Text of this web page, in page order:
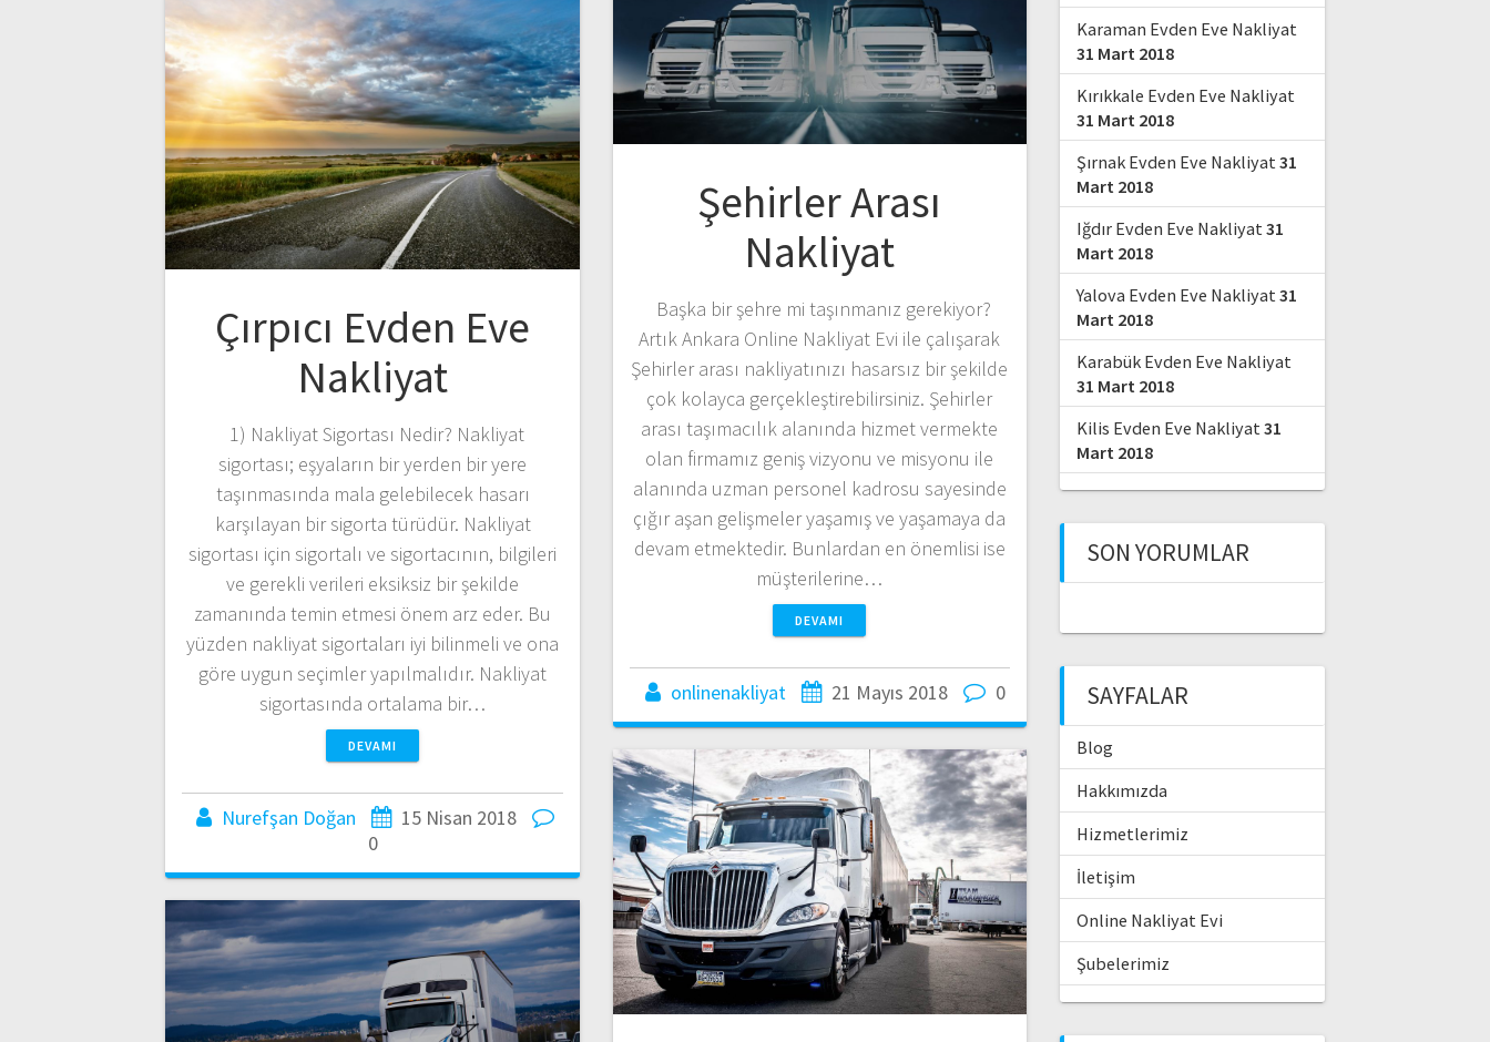
Şehirler Arası
Nakliyat
Başka bir şehre mi taşınmanız gerekiyor?
Artık Ankara Online Nakliyat Evi ile çalışarak
Şehirler arası nakliyatınızı hasarsız bir şekilde
çok kolayca gerçekleştirebilirsiniz. Şehirler
arası taşımacılık alanında hizmet vermekte
olan firmamız geniş vizyonu ve misyonu ile
alanında uzman personel kadrosu sayesinde
çığır aşan gelişmeler yaşamış ve yaşamaya da
devam etmektedir. Bunlardan en önemlisi ise
müşterilerine…
DEVAMI
onlinenakliyat 21 Mayıs 2018 0
Çırpıcı Evden Eve
Nakliyat
1) Nakliyat Sigortası Nedir? Nakliyat
sigortası; eşyaların bir yerden bir yere
taşınmasında mala gelebilecek hasarı
karşılayan bir sigorta türüdür. Nakliyat
sigortası için sigortalı ve sigortacının, bilgileri
ve gerekli verileri eksiksiz bir şekilde
zamanında temin etmesi önem arz eder. Bu
yüzden nakliyat sigortaları iyi bilinmeli ve ona
göre uygun seçimler yapılmalıdır. Nakliyat
sigortasında ortalama bir…
DEVAMI
Nurefşan Doğan
15 Nisan 2018
0
Karaman Evden Eve Nakliyat
31 Mart 2018
Kırıkkale Evden Eve Nakliyat
31 Mart 2018
Şırnak Evden Eve Nakliyat31
Mart 2018
Iğdır Evden Eve Nakliyat31
Mart 2018
Yalova Evden Eve Nakliyat31
Mart 2018
Karabük Evden Eve Nakliyat
31 Mart 2018
Kilis Evden Eve Nakliyat31
Mart 2018
SON YORUMLAR
SAYFALAR
Blog
Hakkımızda
Hizmetlerimiz
İletişim
Online Nakliyat Evi
Şubelerimiz